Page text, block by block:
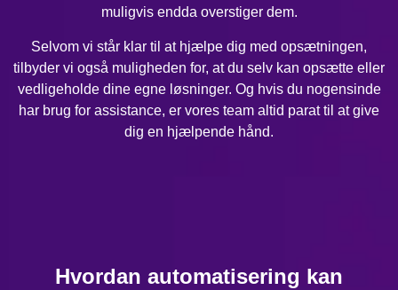
muligvis endda overstiger dem.
Selvom vi står klar til at hjælpe dig med opsætningen,
tilbyder vi også muligheden for, at du selv kan opsætte eller
vedligeholde dine egne løsninger. Og hvis du nogensinde
har brug for assistance, er vores team altid parat til at give
dig en hjælpende hånd.
Hvordan automatisering kan